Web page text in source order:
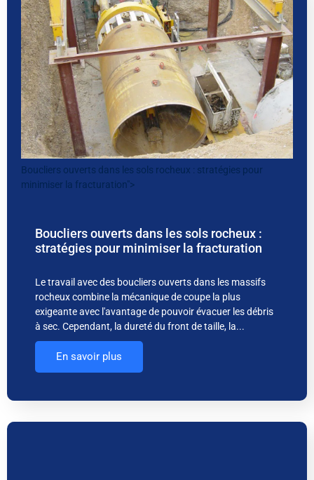
Boucliers ouverts dans les sols rocheux : stratégies pour
minimiser la fracturation">
Boucliers ouverts dans les sols rocheux :
stratégies pour minimiser la fracturation
Le travail avec des boucliers ouverts dans les massifs
rocheux combine la mécanique de coupe la plus
exigeante avec l'avantage de pouvoir évacuer les débris
à sec. Cependant, la dureté du front de taille, la...
En savoir plus